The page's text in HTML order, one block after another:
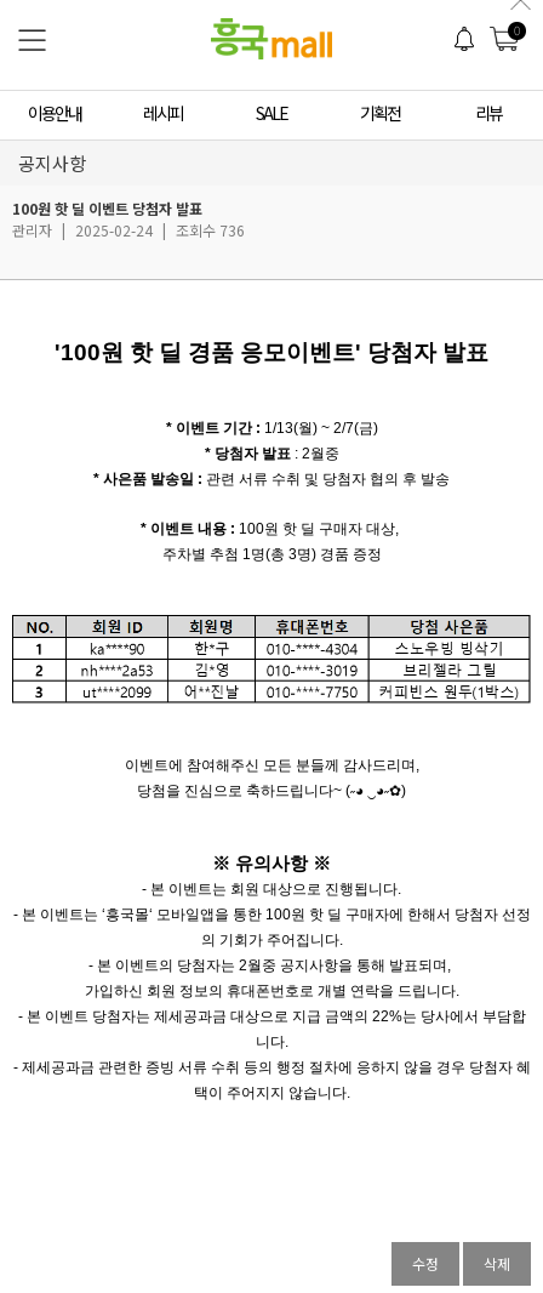
0
이용안내 레시피 SALE 기획전 리뷰
공지사항
100원 핫 딜 이벤트 당첨자 발표
관리자 | 2025-02-24 | 조회수 736
'100원 핫 딜 경품 응모이벤트' 당첨자 발표
* 이벤트 기간 : 1/13(월) ~ 2/7(금)
* 당첨자 발표 : 2월중
* 사은품 발송일 : 관련 서류 수취 및 당첨자 협의 후 발송
* 이벤트 내용 : 100원 핫 딜 구매자 대상,
주차별 추첨 1명(총 3명) 경품 증정
이벤트에 참여해주신 모든 분들께 감사드리며,
당첨을 진심으로 축하드립니다~ (˶◕ ‿◕˶✿)
※ 유의사항 ※
- 본 이벤트는 회원 대상으로 진행됩니다.
- 본 이벤트는 ‘흥국몰‘ 모바일앱을 통한 100원 핫 딜 구매자에 한해서 당첨자 선정
의 기회가 주어집니다.
- 본 이벤트의 당첨자는 2월중 공지사항을 통해 발표되며,
가입하신 회원 정보의 휴대폰번호로 개별 연락을 드립니다.
- 본 이벤트 당첨자는 제세공과금 대상으로 지급 금액의 22%는 당사에서 부담합
니다.
- 제세공과금 관련한 증빙 서류 수취 등의 행정 절차에 응하지 않을 경우 당첨자 혜
택이 주어지지 않습니다.
수정 삭제